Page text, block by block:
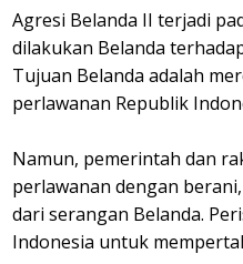
Agresi Belanda II terjadi
dilakukan Belanda
Tujuan Belanda adalah
perlawanan Republik
Namun, pemerintah dan
perlawanan dengan
dari serangan Belanda.
Indonesia untuk